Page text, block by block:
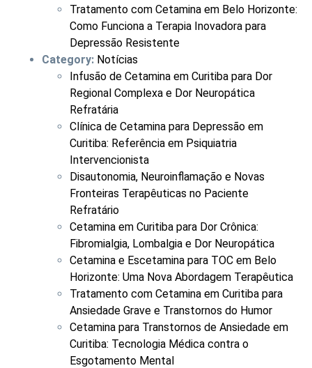
Tratamento com Cetamina em Belo Horizonte:
Como Funciona a Terapia Inovadora para
Depressão Resistente
Category: Notícias
Infusão de Cetamina em Curitiba para Dor
Regional Complexa e Dor Neuropática
Refratária
Clínica de Cetamina para Depressão em
Curitiba: Referência em Psiquiatria
Intervencionista
Disautonomia, Neuroinflamação e Novas
Fronteiras Terapêuticas no Paciente
Refratário
Cetamina em Curitiba para Dor Crônica:
Fibromialgia, Lombalgia e Dor Neuropática
Cetamina e Escetamina para TOC em Belo
Horizonte: Uma Nova Abordagem Terapêutica
Tratamento com Cetamina em Curitiba para
Ansiedade Grave e Transtornos do Humor
Cetamina para Transtornos de Ansiedade em
Curitiba: Tecnologia Médica contra o
Esgotamento Mental